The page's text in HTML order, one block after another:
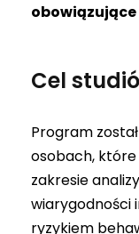
Cel
Program
osobach,
zakresie
wiarygodności
ryzykiem